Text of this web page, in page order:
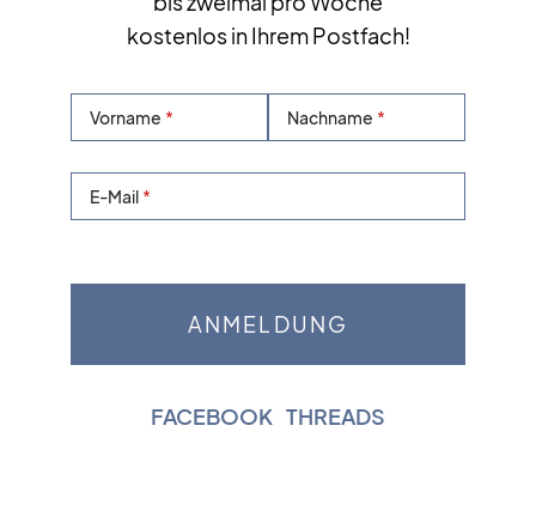
kostenlos in Ihrem Postfach!
Vorname Nachname
E-Mail
FACEBOOK THREADS